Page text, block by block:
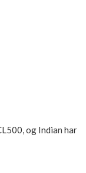
og Indian har